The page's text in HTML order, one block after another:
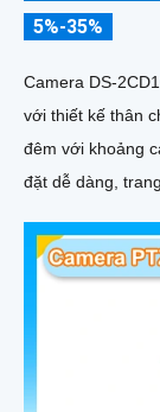
5%-35%
Camera DS-
với thiết kế thân
đêm với khoảng
đặt dễ dàng,